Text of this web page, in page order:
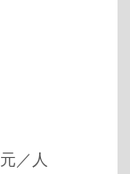
／人